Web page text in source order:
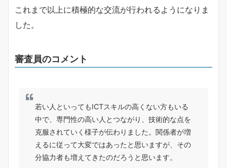
これまで以上に積極的な交流が行われるようになりま
した。
審査員のコメント
若い人といってもICTスキルの高くない方もいる
中で、専門性の高い人とつながり、技術的な点を
克服されていく様子が伝わりました。関係者が増
えるに従って大変ではあったと思いますが、その
分協力者も増えてきたのだろうと思います。